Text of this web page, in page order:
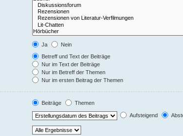
Ja
Nein
Betreff und Text der Beiträge
Nur im Text der Beiträge
Nur im Betreff der Themen
Nur im ersten Beitrag der Themen
Beiträge
Themen
Aufsteigend